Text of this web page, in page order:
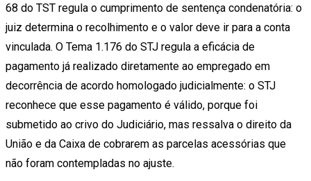
68 do TST regula o cumprimento de sentença condenatória: o
juiz determina o recolhimento e o valor deve ir para a conta
vinculada. O Tema 1.176 do STJ regula a eficácia de
pagamento já realizado diretamente ao empregado em
decorrência de acordo homologado judicialmente: o STJ
reconhece que esse pagamento é válido, porque foi
submetido ao crivo do Judiciário, mas ressalva o direito da
União e da Caixa de cobrarem as parcelas acessórias que
não foram contempladas no ajuste.